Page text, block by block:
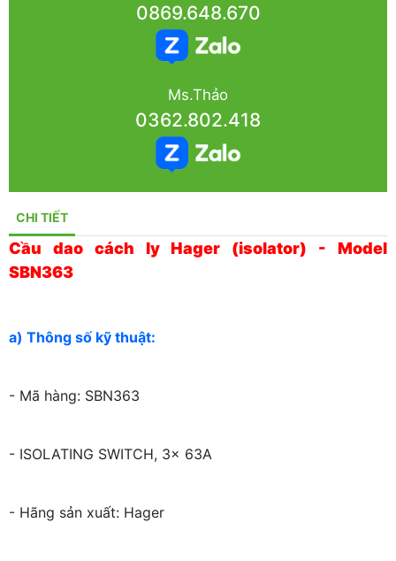
0869.648.670
Ms.Thảo
0362.802.418
CHI TIẾT
Cầu dao cách ly Hager (isolator) - Model
SBN363
a) Thông số kỹ thuật:
- Mã hàng: SBN363
- ISOLATING SWITCH, 3x 63A
- Hãng sản xuất: Hager